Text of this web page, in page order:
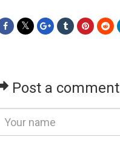
Post a comment